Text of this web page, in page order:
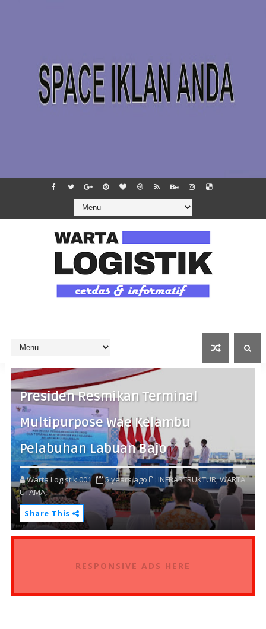
Presiden Resmikan Terminal
Multipurpose Wae Kelambu
Pelabuhan Labuan Bajo
Warta Logistik 001 5 years ago INFRASTRUKTUR,WARTA
UTAMA,
Share This
RESPONSIVE ADS HERE